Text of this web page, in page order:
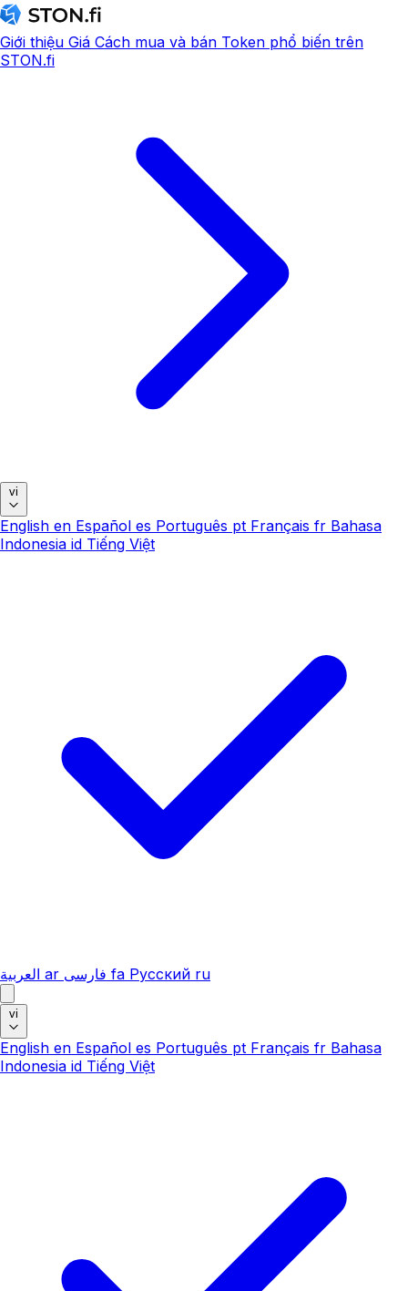
Giới thiệu Giá Cách mua và bán Token phổ biến trên
STON.fi
vi
English en Español es Português pt Français fr Bahasa
Indonesia id Tiếng Việt
العربية ar فارسی fa Русский ru
vi
English en Español es Português pt Français fr Bahasa
Indonesia id Tiếng Việt